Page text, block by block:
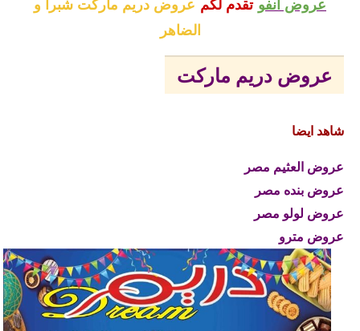
عروض انفو تقدم لكم عروض دريم ماركت شبرا و
الضاهر
عروض دريم ماركت
شاهد ايضا
عروض العثيم مصر
عروض بنده مصر
عروض لولو مصر
عروض مترو